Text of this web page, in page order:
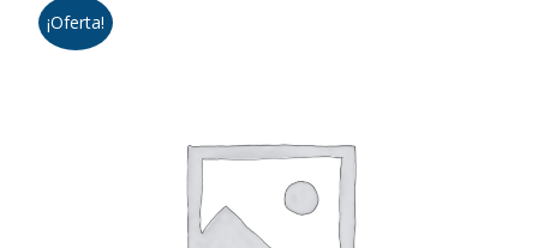
¡Oferta!